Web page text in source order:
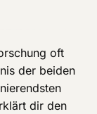
oft
der beiden
dir den